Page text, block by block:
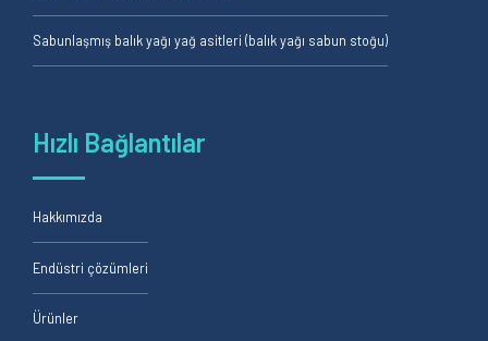
Sabunlaşmış balık yağı yağ asitleri (balık yağı sabun stoğu)
Hızlı Bağlantılar
Hakkımızda
Endüstri çözümleri
Ürünler